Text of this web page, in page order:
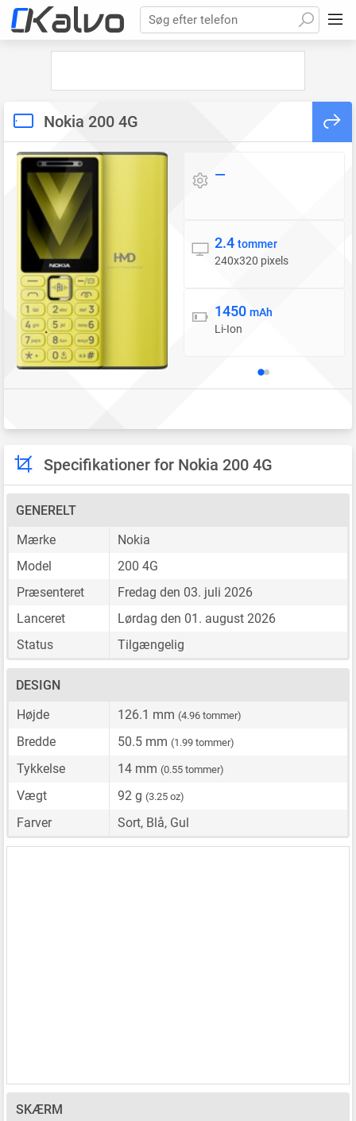
Søg efter telefon
Nokia 200 4G
Styresystem
—
Skærm
2.4 tommer
240x320 pixels
Batteri
1450 mAh
Li-Ion
Specifikationer for Nokia 200 4G
GENERELT
Mærke
Nokia
Model
200 4G
Præsenteret
Fredag den 03. juli 2026
Lanceret
Lørdag den 01. august 2026
Status
Tilgængelig
DESIGN
Højde
126.1 mm (4.96 tommer)
Bredde 50.5 mm (1.99 tommer)
Tykkelse 14 mm (0.55 tommer)
Vægt 92 g (3.25 oz)
Farver Sort, Blå, Gul
SKÆRM